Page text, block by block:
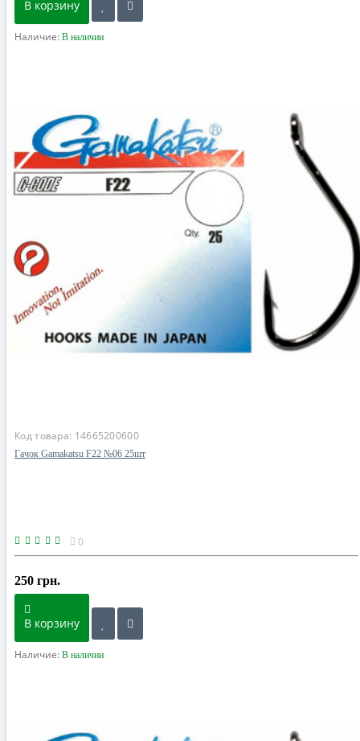
В корзину
Наличие: В наличии
Код товара: 14665200600
Гачок Gamakatsu F22 №06 25шт
0
250 грн.
В корзину
Наличие: В наличии